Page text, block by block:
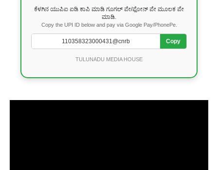
ಕೆಳಗಿನ ಯುಪಿಐ ಐಡಿ ಕಾಪಿ ಮಾಡಿ ಗೂಗಲ್ ಪೇ/ಫೋನ್ ಪೇ ಮೂಲಕ ಪೇ
ಮಾಡಿ.
Copy the UPI ID below and pay via Google Pay/PhonePe.
Copy
TULUNADU MEDIA HOUSE